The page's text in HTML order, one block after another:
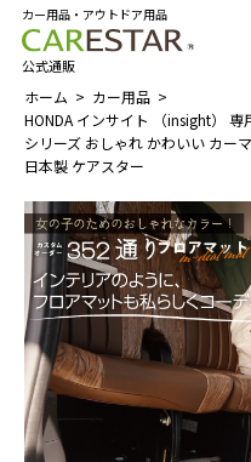
カー用品・アウトドア用品
公式通販
ホーム
カー用品
HONDA インサイト （insight）
シリーズ おしゃれ かわいい カー
日本製 ケアスター